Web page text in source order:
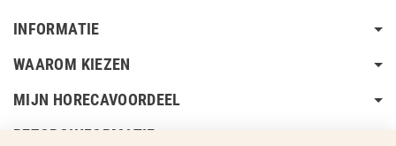
INFORMATIE
WAAROM KIEZEN
MIJN HORECAVOORDEEL
BEZORGINFORMATIE